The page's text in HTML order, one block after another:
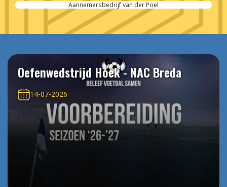
Aannemersbedrijf van der Poel
Oefenwedstrijd Hoek - NAC Breda
14-07-2026